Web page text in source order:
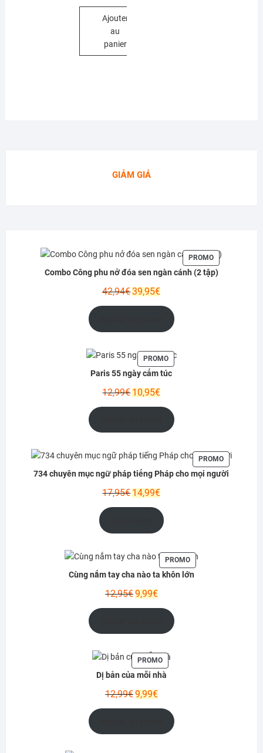
Ajouter
au
panier
GIẢM GIÁ
PROMOPRODUIT
EN
PROMOTION
Combo Công phu nở đóa sen ngàn cánh (2 tập)
42,94€Le
39,95€Le
actuel
est :
PROMOPRODUIT
EN
Paris 55 ngày cấm túc
12,99€Le
10,95€Le
actuel
est :
PROMOPRODUIT
EN
734 chuyên mục ngữ pháp tiếng Pháp cho mọi người
17,95€Le
14,99€Le
actuel
est :
PROMOPRODUIT
EN
Cùng nắm tay cha nào ta khôn lớn
12,95€Le
9,99€Le
actuel
est :
PROMOPRODUIT
EN
Dị bản của mỗi nhà
12,99€Le
9,99€Le
actuel
est :